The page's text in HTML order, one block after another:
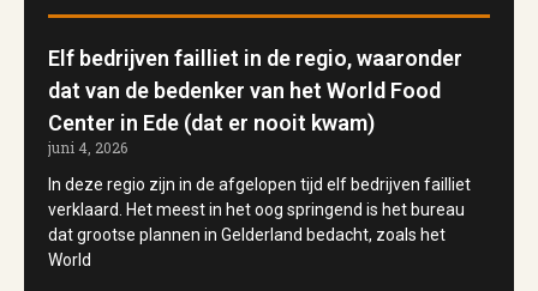
Elf bedrijven failliet in de regio, waaronder
dat van de bedenker van het World Food
Center in Ede (dat er nooit kwam)
juni 4, 2026
In deze regio zijn in de afgelopen tijd elf bedrijven failliet
verklaard. Het meest in het oog springend is het bureau
dat grootse plannen in Gelderland bedacht, zoals het
World